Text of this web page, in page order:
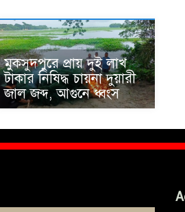
মুকসুদপুরে প্রায় দুই লাখ
টাকার নিষিদ্ধ চায়না দুয়ারী
জাল জব্দ, আগুনে ধ্বংস